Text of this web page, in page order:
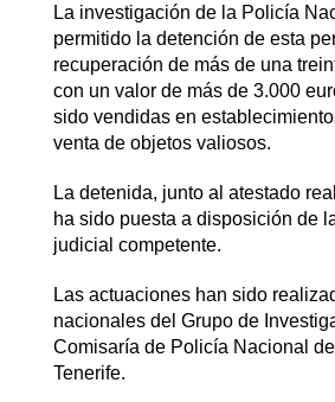
La investigación de la Policía
permitido la detención de esta
recuperación de más de una
con un valor de más de 3.000
sido vendidas en
venta de objetos valiosos.
La detenida, junto al atestado
ha sido puesta a disposición de
judicial competente.
Las actuaciones han sido
nacionales del Grupo de
Comisaría de Policía Nacional
Tenerife.